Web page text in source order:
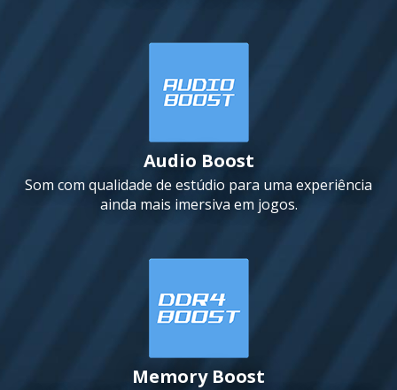
Audio Boost
Som com qualidade de estúdio para uma experiência
ainda mais imersiva em jogos.
Memory Boost